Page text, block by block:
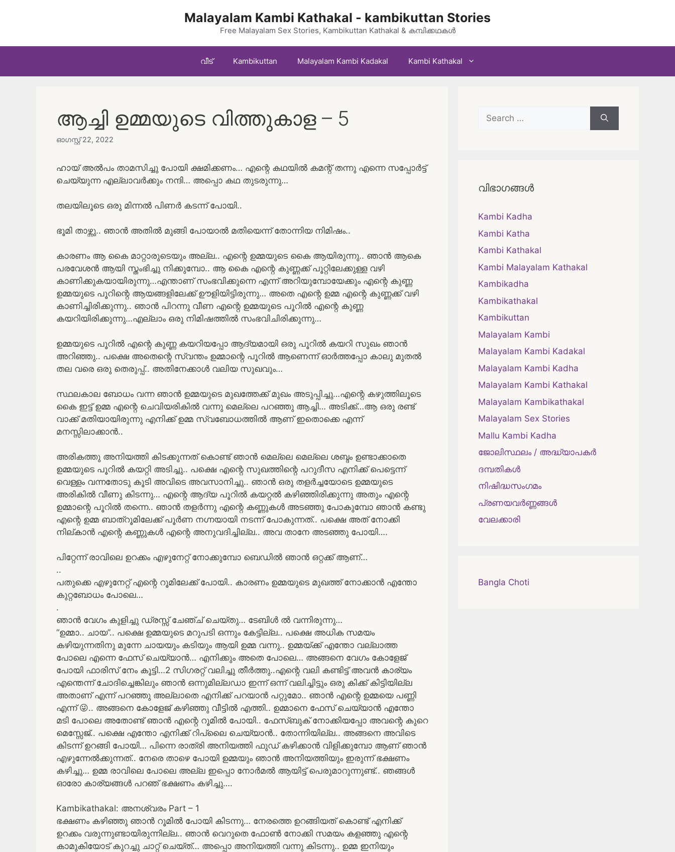
Malayalam Kambi Kathakal - kambikuttan Stories
Free Malayalam Sex Stories, Kambikuttan Kathakal & കമ്പിക്കഥകൾ
വീട് Kambikuttan Malayalam Kambi Kadakal Kambi Kathakal
ആച്ചി ഉമ്മയുടെ വിത്തുകാള – 5
ഓഗസ്റ്റ്‌ 22, 2022
ഹായ് അൽപം താമസിച്ചു പോയി ക്ഷമിക്കണം… എന്റെ കഥയിൽ കമന്റ്‌ തന്നു എന്നെ സപ്പോർട്ട്
ചെയ്യുന്ന എല്ലാവർക്കും നന്ദി… അപ്പൊ കഥ തുടരുന്നു…
തലയിലൂടെ ഒരു മിന്നൽ പിണർ കടന്ന് പോയി..
ഭൂമി താഴ്ന്നു.. ഞാൻ അതിൽ മുങ്ങി പോയാൽ മതിയെന്ന് തോന്നിയ നിമിഷം..
കാരണം ആ കൈ മാറ്റാരുടെയും അല്ല.. എന്റെ ഉമ്മയുടെ കൈ ആയിരുന്നു.. ഞാൻ ആകെ
പരവേശൻ ആയി സ്തംഭിച്ചു നിക്കുമ്പോ.. ആ കൈ എന്റെ കുണ്ണക്ക് പൂറ്റിലേക്കുള്ള വഴി
കാണിക്കുകയായിരുന്നു…എന്താണ് സംഭവിക്കുന്നെ എന്ന് അറിയുമ്പോയേക്കും എന്റെ കുണ്ണ
ഉമ്മയുടെ പൂറിന്റെ ആയങ്ങളിലേക്ക് ഊളിയിട്ടിരുന്നു… അതെ എന്റെ ഉമ്മ എന്റെ കുണ്ണക്ക് വഴി
കാണിച്ചിരിക്കുന്നു.. ഞാൻ പിറന്നു വീണ എന്റെ ഉമ്മയുടെ പൂറിൽ എന്റെ കുണ്ണ
കയറിയിരിക്കുന്നു…എല്ലാം ഒരു നിമിഷത്തിൽ സംഭവിചിരിക്കുന്നു…
ഉമ്മയുടെ പൂറിൽ എന്റെ കുണ്ണ കയറിയപ്പോ ആദ്യമായി ഒരു പൂറിൽ കയറി സുഖം ഞാൻ
അറിഞ്ഞു.. പക്ഷെ അതെന്റെ സ്വന്തം ഉമ്മാന്റെ പൂറിൽ ആണെന്ന് ഓർത്തപ്പോ കാലു മുതൽ
തല വരെ ഒരു തെരുപ്പ്.. അതിനേക്കാൾ വലിയ സുഖവും…
സ്ഥലകാല ബോധം വന്ന ഞാൻ ഉമ്മയുടെ മുഖത്തേക്ക് മുഖം അടുപ്പിച്ചു…എന്റെ കഴുത്തിലൂടെ
കൈ ഇട്ട് ഉമ്മ എന്റെ ചെവിയരികിൽ വന്നു മെല്ലെ പറഞ്ഞു ആച്ചി… അടിക്ക്…ആ ഒരു രണ്ട്
വാക്ക് മതിയായിരുന്നു എനിക്ക് ഉമ്മ സ്വബോധത്തിൽ ആണ് ഇതൊക്കെ എന്ന്
മനസ്സിലാക്കാൻ..
അരികത്തു അനിയത്തി കിടക്കുന്നത് കൊണ്ട് ഞാൻ മെല്ലെ മെല്ലെ ശബ്ദം ഉണ്ടാക്കാതെ
ഉമ്മയുടെ പൂറിൽ കയറ്റി അടിച്ചു.. പക്ഷെ എന്റെ സുഖത്തിന്റെ പറുദീസ എനിക്ക് പെട്ടെന്ന്
വെള്ളം വന്നതോടു കൂടി അവിടെ അവസാനിച്ചു.. ഞാൻ ഒരു തളർച്ചയോടെ ഉമ്മയുടെ
അരികിൽ വീണു കിടന്നു… എന്റെ ആദ്യ പൂറിൽ കയറ്റൽ കഴിഞ്ഞിരിക്കുന്നു അതും എന്റെ
ഉമ്മാന്റെ പൂറിൽ തന്നെ.. ഞാൻ തളർന്നു എന്റെ കണ്ണുകൾ അടഞ്ഞു പോകുമ്പോ ഞാൻ കണ്ടു
എന്റെ ഉമ്മ ബാത്‌റൂമിലേക്ക് പൂർണ നഗ്നയായി നടന്ന് പോകുന്നത്.. പക്ഷെ അത് നോക്കി
നില്കാൻ എന്റെ കണ്ണുകൾ എന്റെ അനുവദിച്ചില്ല.. അവ താനേ അടഞ്ഞു പോയി….
പിറ്റേന്ന് രാവിലെ ഉറക്കം എഴുനേറ്റ് നോക്കുമ്പോ ബെഡിൽ ഞാൻ ഒറ്റക്ക് ആണ്…
..
പതുക്കെ എഴുനേറ്റ് എന്റെ റൂമിലേക്ക് പോയി.. കാരണം ഉമ്മയുടെ മുഖത്ത് നോക്കാൻ എന്തോ
കുറ്റബോധം പോലെ…
.
ഞാൻ വേഗം കുളിച്ചു ഡ്രസ്സ്‌ ചേഞ്ച്‌ ചെയ്തു… ടേബിൾ ൽ വന്നിരുന്നു…
“ഉമ്മാ.. ചായ”.. പക്ഷെ ഉമ്മയുടെ മറുപടി ഒന്നും കേട്ടില്ല.. പക്ഷെ അധിക സമയം
കഴിയുന്നതിനു മുന്നേ ചായയും കടിയും ആയി ഉമ്മ വന്നു.. ഉമ്മയ്ക്ക് എന്തോ വല്ലാത്ത
പോലെ എന്നെ ഫേസ് ചെയ്യാൻ… എനിക്കും അതെ പോലെ… അങ്ങനെ വേഗം കോളേജ്
പോയി ഫാരിസ് നേം കൂട്ടി…2 സിഗരറ്റ് വലിച്ചു തീർത്തു..എന്റെ വലി കണ്ടിട്ട് അവൻ കാര്യം
എന്തെന്ന് ചോദിച്ചെങ്കിലും ഞാൻ ഒന്നുമില്ലഡാ ഇന്ന് ഒന്ന് വലിച്ചിട്ടും ഒരു കിക്ക് കിട്ടിയില്ല
അതാണ് എന്ന് പറഞ്ഞു അല്ലാതെ എനിക്ക് പറയാൻ പറ്റുമോ.. ഞാൻ എന്റെ ഉമ്മയെ പണ്ണി
എന്ന് 😜.. അങ്ങനെ കോളേജ് കഴിഞ്ഞു വീട്ടിൽ എത്തി.. ഉമ്മാനെ ഫേസ് ചെയ്യാൻ എന്തോ
മടി പോലെ അതോണ്ട് ഞാൻ എന്റെ റൂമിൽ പോയി.. ഫേസ്ബുക് നോക്കിയപ്പോ അവന്റെ കുറെ
മെസ്സേജ്.. പക്ഷെ എന്തോ എനിക്ക് റിപ്ലൈ ചെയ്യാൻ.. തോന്നിയില്ല.. അങ്ങനെ അവിടെ
കിടന്ന് ഉറങ്ങി പോയി… പിന്നെ രാത്രി അനിയത്തി ഫുഡ്‌ കഴിക്കാൻ വിളിക്കുമ്പോ ആണ് ഞാൻ
എഴുന്നേൽക്കുന്നത്.. നേരെ താഴെ പോയി ഉമ്മയും ഞാൻ അനിയത്തിയും ഇരുന്ന് ഭക്ഷണം
കഴിച്ചു… ഉമ്മ രാവിലെ പോലെ അല്ല ഇപ്പൊ നോർമൽ ആയിട്ട് പെരുമാറുന്നുണ്ട്.. ഞങ്ങൾ
ഓരോ കാര്യങ്ങൾ പറഞ് ഭക്ഷണം കഴിച്ചു….
Kambikathakal: അനശ്വരം Part – 1
ഭക്ഷണം കഴിഞ്ഞു ഞാൻ റൂമിൽ പോയി കിടന്നു… നേരത്തെ ഉറങ്ങിയത് കൊണ്ട് എനിക്ക്
ഉറക്കം വരുന്നുണ്ടായിരുന്നില്ല.. ഞാൻ വെറുതെ ഫോൺ നോക്കി സമയം കളഞ്ഞു എന്റെ
കാമുകിയോട് കുറച്ചു ചാറ്റ് ചെയ്ത്… അപ്പൊ അനിയത്തി വന്നു കിടന്നു.. ഉമ്മ ഇനിയും
Search
for:
വിഭാഗങ്ങൾ
Kambi Kadha
Kambi Katha
Kambi Kathakal
Kambi Malayalam Kathakal
Kambikadha
Kambikathakal
Kambikuttan
Malayalam Kambi
Malayalam Kambi Kadakal
Malayalam Kambi Kadha
Malayalam Kambi Kathakal
Malayalam Kambikathakal
Malayalam Sex Stories
Mallu Kambi Kadha
ജോലിസ്ഥലം / അദ്ധ്യാപകർ
ദമ്പതികള്‍
നിഷിദ്ധസംഗമം
പ്രണയവർണ്ണങ്ങൾ
വേലക്കാരി
Bangla Choti